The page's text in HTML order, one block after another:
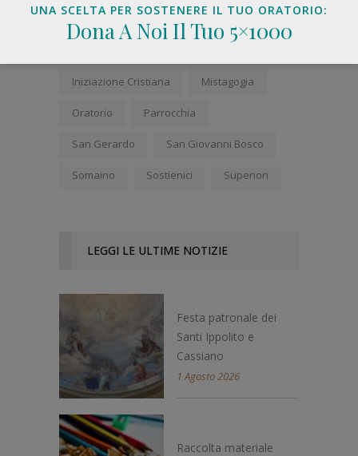
Iniziazione Cristiana Mistagogia
Oratorio Parrocchia
San Gerardo San Giovanni Bosco
Somaino Sostienici Superiori
LEGGI LE ULTIME NOTIZIE
Festa patronale dei
Santi Ippolito e
Cassiano
1 Agosto 2026
Raccolta materiale
UNA SCELTA PER SOSTENERE IL TUO ORATORIO:
Dona A Noi Il Tuo 5×1000